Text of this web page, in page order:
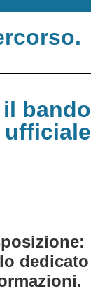
bando
ufficiale
dedicato